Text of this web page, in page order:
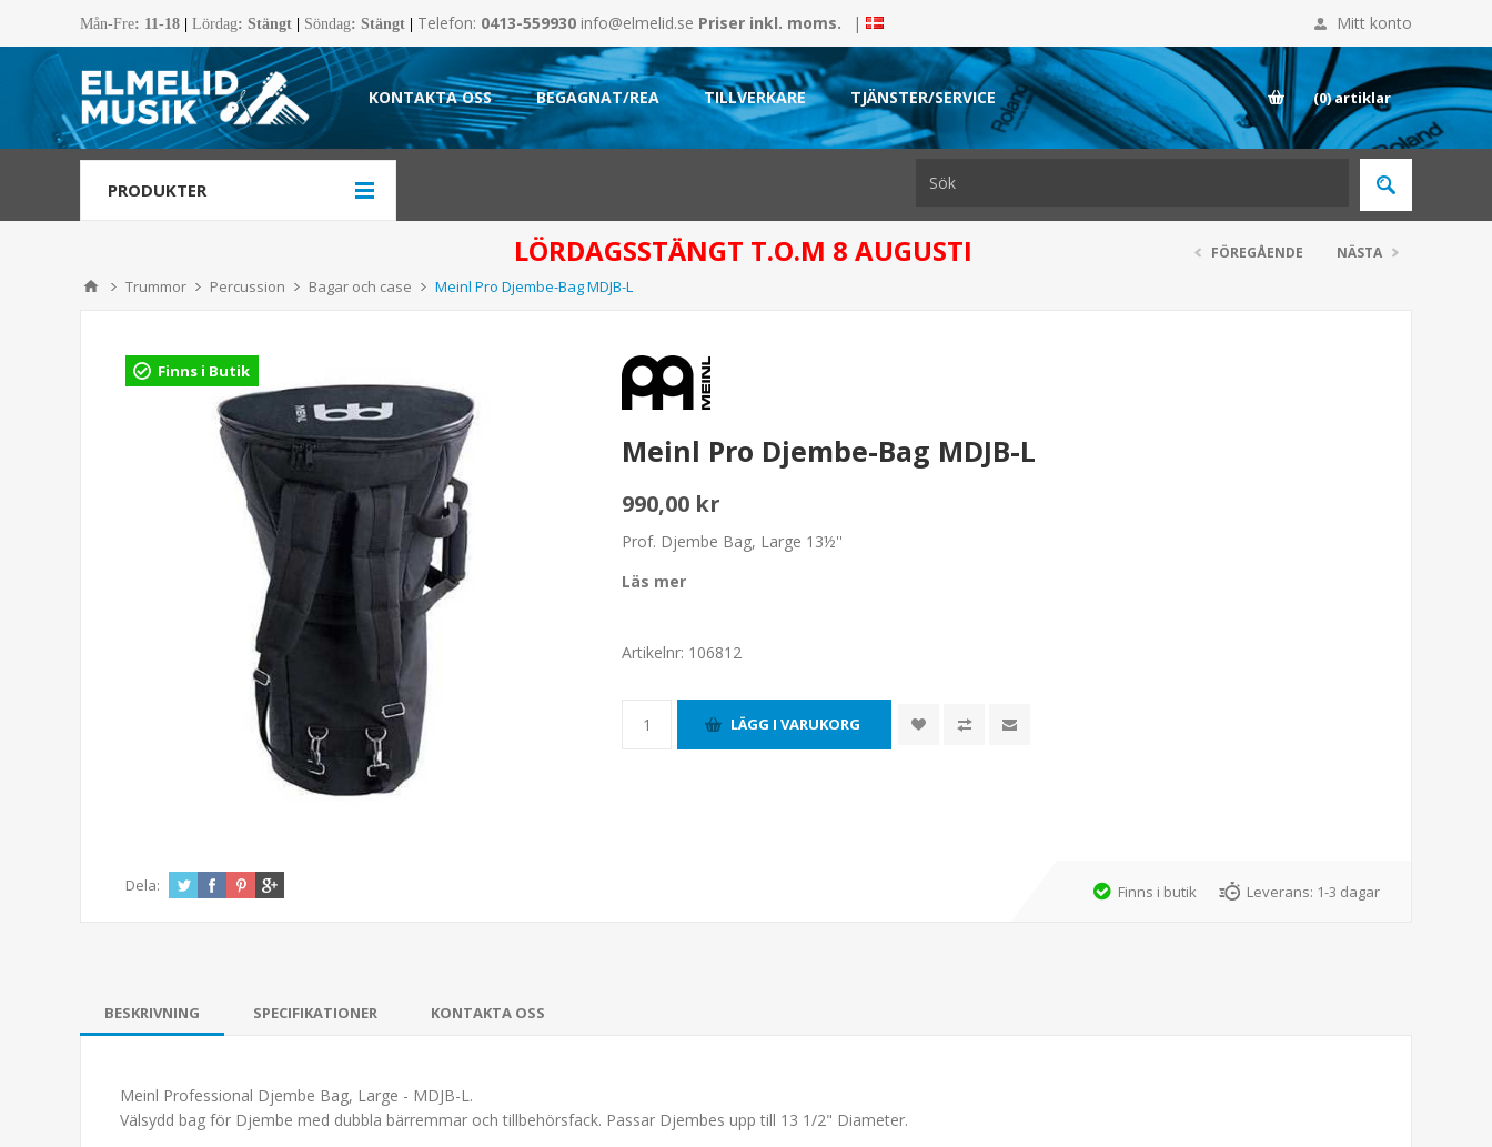
Mån-Fre: 11-18 Lördag: Stängt Söndag: Stängt Telefon: 0413-559930 info@elmelid.se Priser inkl. moms. | Mitt konto
KONTAKTA OSS BEGAGNAT/REA TILLVERKARE TJÄNSTER/SERVICE (0)artiklar
PRODUKTER
LÖRDAGSSTÄNGT T.O.M 8 AUGUSTI
Trummor Percussion Bagar och case Meinl Pro Djembe-Bag MDJB-L
FÖREGÅENDE NÄSTA
Finns i Butik
Meinl Pro Djembe-Bag MDJB-L
990,00 kr
Prof. Djembe Bag, Large 13½''
Läs mer
Artikelnr: 106812
Dela: Finns i butik Leverans: 1-3 dagar
BESKRIVNING SPECIFIKATIONER KONTAKTA OSS
Meinl Professional Djembe Bag, Large - MDJB-L.
Välsydd bag för Djembe med dubbla bärremmar och tillbehörsfack. Passar Djembes upp till 13 1/2" Diameter.